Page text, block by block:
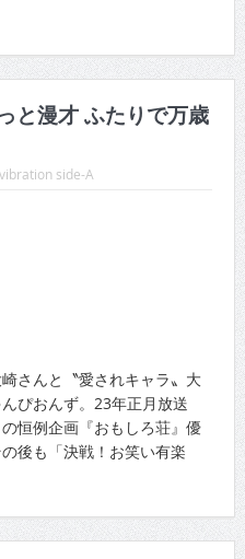
と漫才 ふたりで万歳
side-A
さんと〝愛されキャラ〟大
ぴおんず。23年正月放送
恒例企画『おもしろ荘』優
後も「決戦！お笑い有楽